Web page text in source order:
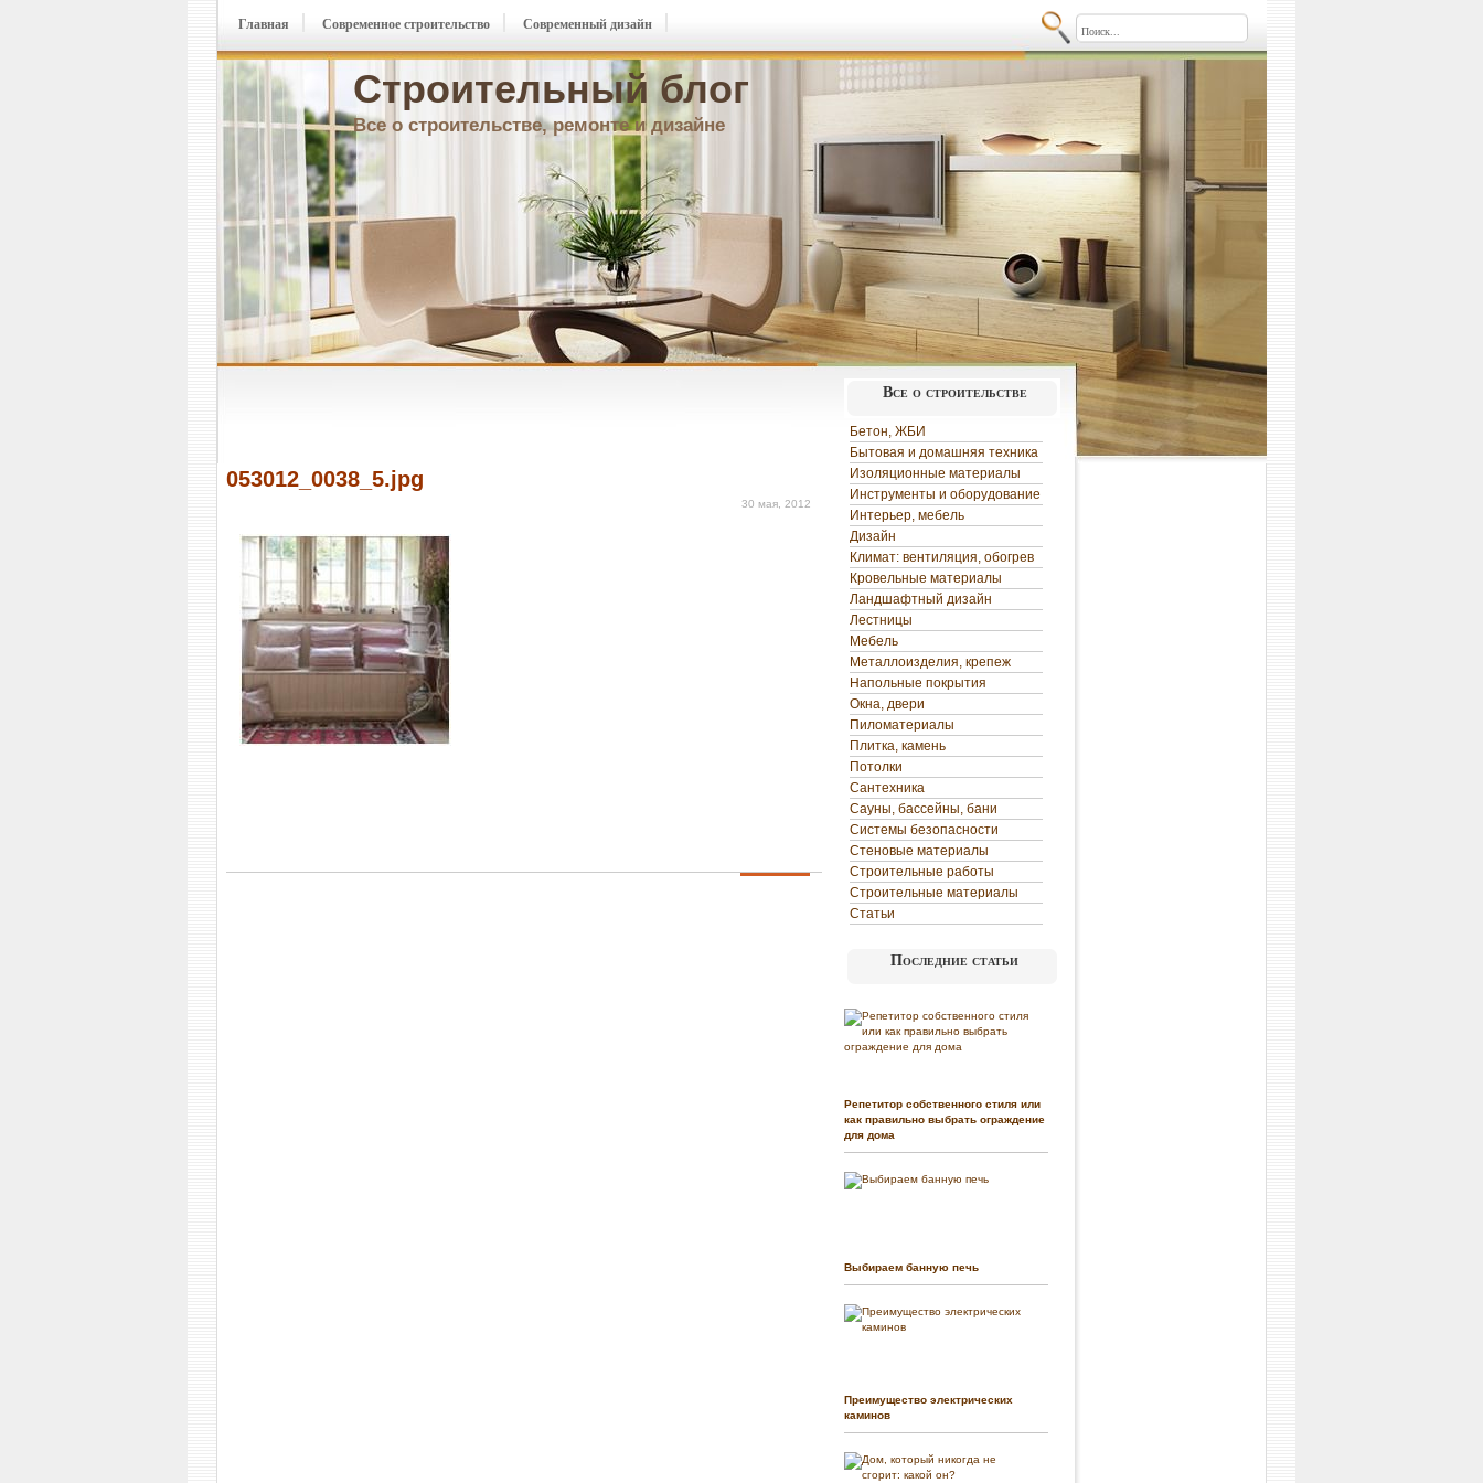
Строительный блог
Все о строительстве, ремонте и дизайне
Главная Современное строительство Современный дизайн
053012_0038_5.jpg
30 мая, 2012
Все о строительстве
Бетон, ЖБИ
Бытовая и домашняя техника
Изоляционные материалы
Инструменты и оборудование
Интерьер, мебель
Дизайн
Климат: вентиляция, обогрев
Кровельные материалы
Ландшафтный дизайн
Лестницы
Мебель
Металлоизделия, крепеж
Напольные покрытия
Окна, двери
Пиломатериалы
Плитка, камень
Потолки
Сантехника
Сауны, бассейны, бани
Системы безопасности
Стеновые материалы
Строительные работы
Строительные материалы
Статьи
Последние статьи
Репетитор собственного стиля или
как правильно выбрать ограждение
для дома
Выбираем банную печь
Преимущество электрических
каминов